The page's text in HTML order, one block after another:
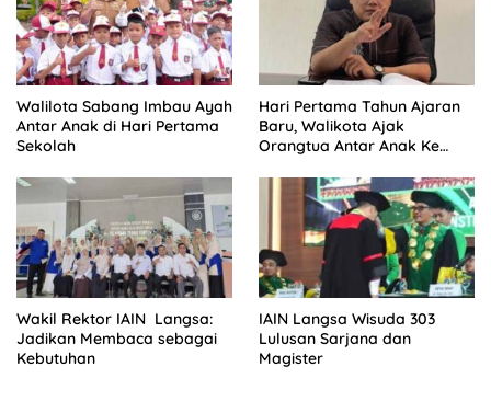
Walilota Sabang Imbau Ayah
Antar Anak di Hari Pertama
Sekolah
Hari Pertama Tahun Ajaran
Baru, Walikota Ajak
Orangtua Antar Anak Ke
Wakil Rektor IAIN Langsa:
Jadikan Membaca sebagai
Kebutuhan
IAIN Langsa Wisuda 303
Lulusan Sarjana dan
Magister